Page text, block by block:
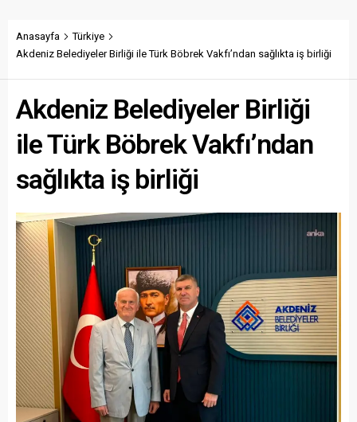
Anasayfa
Türkiye
Akdeniz Belediyeler Birliği ile Türk Böbrek Vakfı’ndan sağlıkta iş birliği
Akdeniz Belediyeler Birliği
ile Türk Böbrek Vakfı’ndan
sağlıkta iş birliği